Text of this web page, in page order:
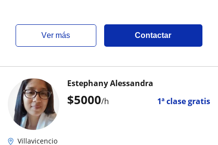
ver más Contactar
$5000/h 1ª clase gratis
Estephany Alessandra
Villavicencio